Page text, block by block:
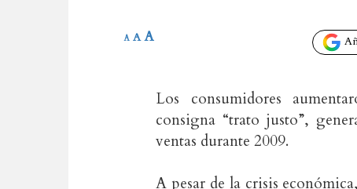
A A A
Los consumidores
consigna “trato justo”,
ventas durante 2009.
A pesar de la crisis